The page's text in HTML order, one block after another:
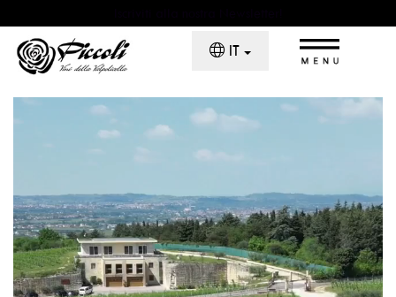
IT
×
Chi Siamo
Il Monte La Parte
La Cantina